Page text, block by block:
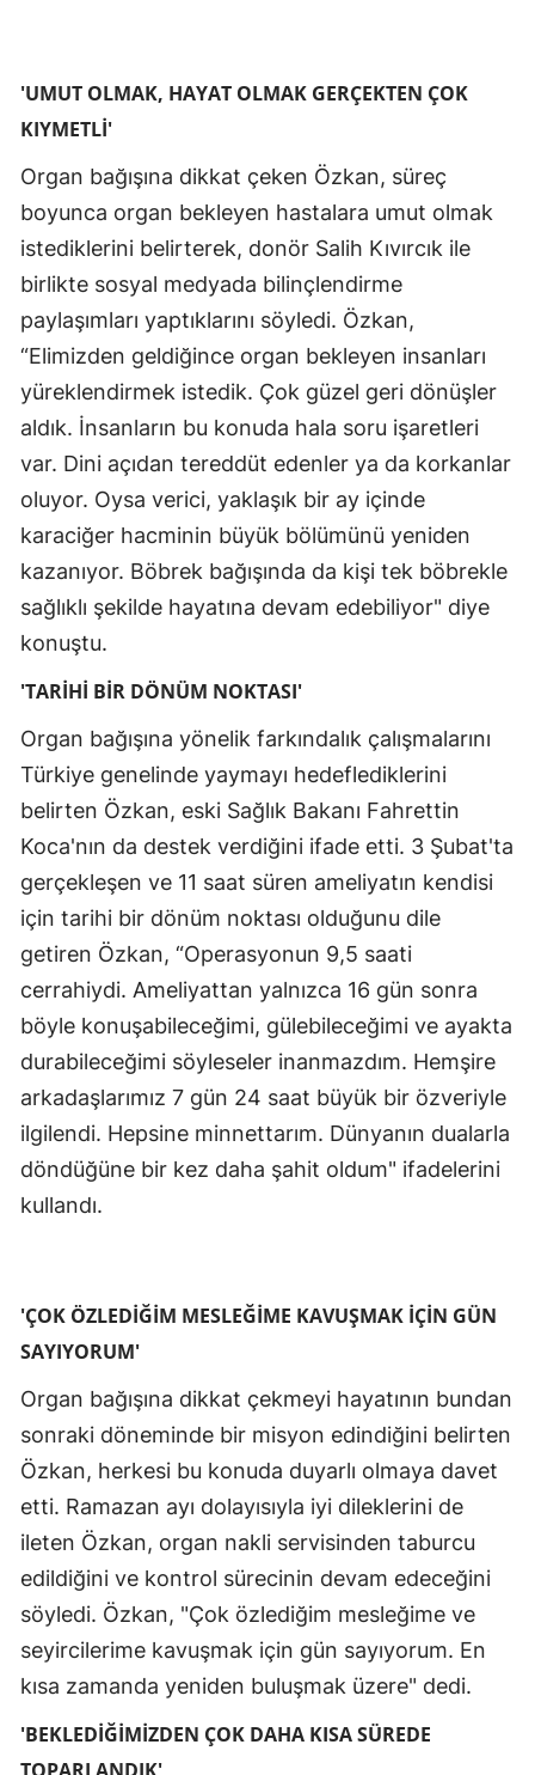
'UMUT OLMAK, HAYAT OLMAK GERÇEKTEN ÇOK
KIYMETLİ'
Organ bağışına dikkat çeken Özkan, süreç
boyunca organ bekleyen hastalara umut olmak
istediklerini belirterek, donör Salih Kıvırcık ile
birlikte sosyal medyada bilinçlendirme
paylaşımları yaptıklarını söyledi. Özkan,
“Elimizden geldiğince organ bekleyen insanları
yüreklendirmek istedik. Çok güzel geri dönüşler
aldık. İnsanların bu konuda hala soru işaretleri
var. Dini açıdan tereddüt edenler ya da korkanlar
oluyor. Oysa verici, yaklaşık bir ay içinde
karaciğer hacminin büyük bölümünü yeniden
kazanıyor. Böbrek bağışında da kişi tek böbrekle
sağlıklı şekilde hayatına devam edebiliyor" diye
konuştu.
'TARİHİ BİR DÖNÜM NOKTASI'
Organ bağışına yönelik farkındalık çalışmalarını
Türkiye genelinde yaymayı hedeflediklerini
belirten Özkan, eski Sağlık Bakanı Fahrettin
Koca'nın da destek verdiğini ifade etti. 3 Şubat'ta
gerçekleşen ve 11 saat süren ameliyatın kendisi
için tarihi bir dönüm noktası olduğunu dile
getiren Özkan, “Operasyonun 9,5 saati
cerrahiydi. Ameliyattan yalnızca 16 gün sonra
böyle konuşabileceğimi, gülebileceğimi ve ayakta
durabileceğimi söyleseler inanmazdım. Hemşire
arkadaşlarımız 7 gün 24 saat büyük bir özveriyle
ilgilendi. Hepsine minnettarım. Dünyanın dualarla
döndüğüne bir kez daha şahit oldum" ifadelerini
kullandı.
'ÇOK ÖZLEDİĞİM MESLEĞİME KAVUŞMAK İÇİN GÜN
SAYIYORUM'
Organ bağışına dikkat çekmeyi hayatının bundan
sonraki döneminde bir misyon edindiğini belirten
Özkan, herkesi bu konuda duyarlı olmaya davet
etti. Ramazan ayı dolayısıyla iyi dileklerini de
ileten Özkan, organ nakli servisinden taburcu
edildiğini ve kontrol sürecinin devam edeceğini
söyledi. Özkan, "Çok özlediğim mesleğime ve
seyircilerime kavuşmak için gün sayıyorum. En
kısa zamanda yeniden buluşmak üzere" dedi.
'BEKLEDİĞİMİZDEN ÇOK DAHA KISA SÜREDE